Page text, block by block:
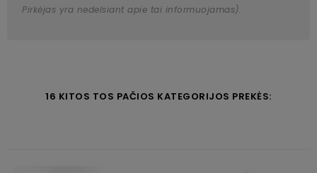
Pirkėjas yra nedelsiant apie tai informuojamas).
16 KITOS TOS PAČIOS KATEGORIJOS PREKĖS: